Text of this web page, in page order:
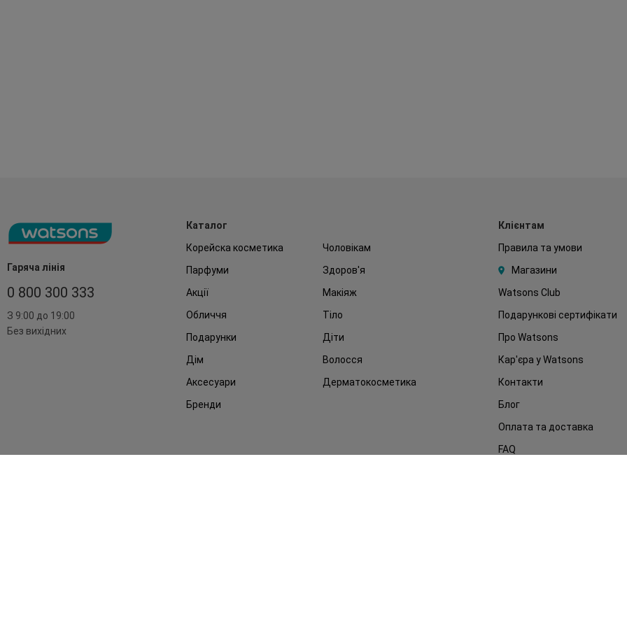
Гаряча лінія
0 800 300 333
З 9:00 до 19:00
Без вихідних
Каталог
Корейска косметика
Чоловікам
Парфуми
Здоров'я
Акції
Макіяж
Обличчя
Тіло
Подарунки
Діти
Дім
Волосся
Аксесуари
Дерматокосметика
Бренди
Клієнтам
Правила та умови
Магазини
Watsons Club
Подарункові сертифікати
Про Watsons
Кар'єра у Watsons
Контакти
Блог
Оплата та доставка
FAQ